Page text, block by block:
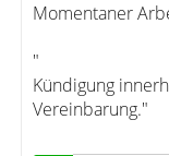
Momentaner
"
Kündigung
Vereinbarung."